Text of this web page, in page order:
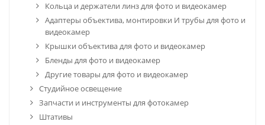
Кольца и держатели линз для фото и видеокамер
Адаптеры объектива, монтировки И трубы для фото и
видеокамер
Крышки объектива для фото и видеокамер
Бленды для фото и видеокамер
Другие товары для фото и видеокамер
Студийное освещение
Запчасти и инструменты для фотокамер
Штативы